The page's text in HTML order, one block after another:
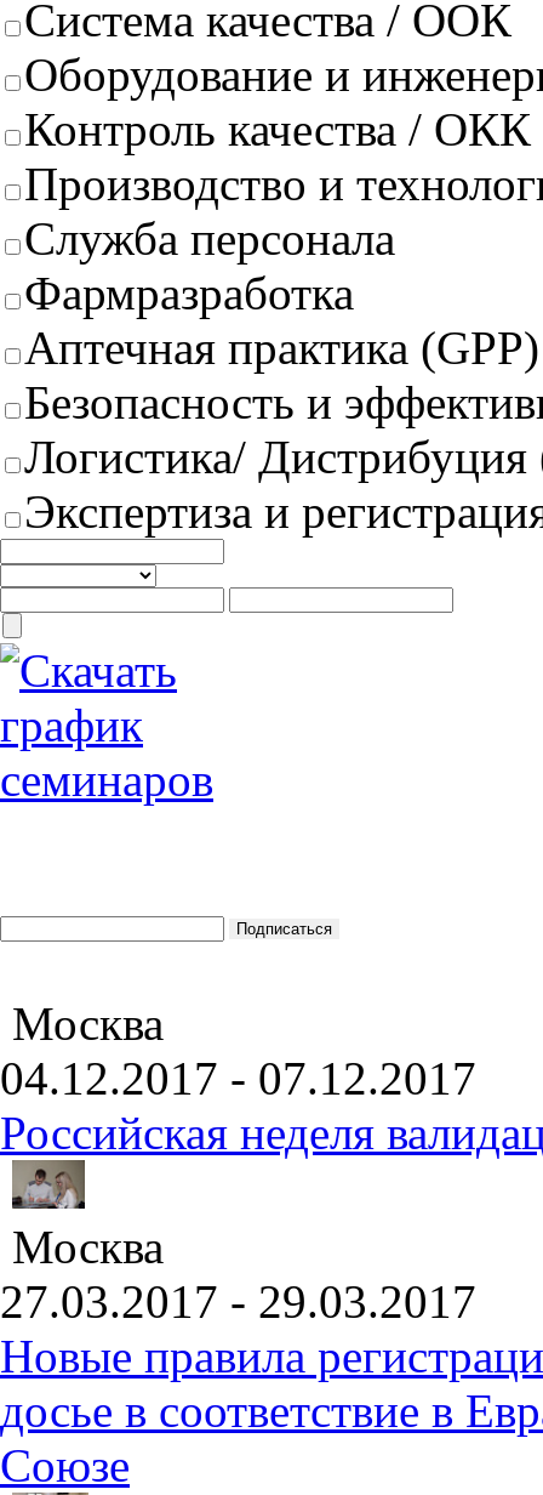
Система качества / ООК
Оборудование и
Контроль качества / ОКК
Производство и
Служба персонала
Фармразработка
Аптечная практика (GPP)
Безопасность и
Логистика/
Экспертиза и
Москва
04.12.2017 - 07.12.2017
Российская неделя
Москва
27.03.2017 - 29.03.2017
Новые правила
досье в соответствие в
Союзе